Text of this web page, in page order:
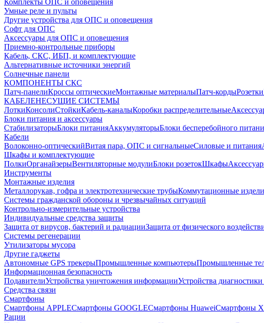
Комплекты ОПС и оповещения
Умные реле и пульты
Другие устройства для ОПС и оповещения
Софт для ОПС
Аксессуары для ОПС и оповещения
Приемно-контрольные приборы
Кабель, СКС, ИБП, и комплектующие
Альтернативные источники энергий
Солнечные панели
КОМПОНЕНТЫ СКС
Патч-панелиКроссы оптическиеМонтажные материалыПатч-кордыРозетки
КАБЕЛЕНЕСУЩИЕ СИСТЕМЫ
ЛоткиКонсолиСтойкиКабель-каналыКоробки распределительные
Блоки питания и аксессуары
СтабилизаторыБлоки питанияАккумуляторыБлоки бесперебойного
Кабели
Волоконно-оптическийВитая пара, ОПС и сигнальныеСиловые и питания
Шкафы и комплектующие
ПолкиОрганайзерыВентиляторные модулиБлоки розетокШкафы
Инструменты
Монтажные изделия
Металлорукав, гофра и электротехнические трубыКоммутационные
Системы гражданской обороны и чрезвычайных ситуаций
Контрольно-измерительные устройства
Индивидуальные средства защиты
Защита от вирусов, бактерий и радиацииЗащита от физического
Системы регенерации
Утилизаторы мусора
Другие гаджеты
Автономные GPS трекерыПромышленные компьютерыПромышленные
Информационная безопасность
ПодавителиУстройства уничтожения информацииУстройства
Средства связи
Смартфоны
Смартфоны APPLEСмартфоны GOOGLEСмартфоны HuaweiСмартфоны
Рации